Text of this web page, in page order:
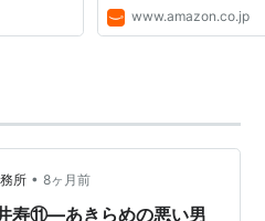
www.amazon.co.jp
所 • 8ヶ月前
寿⑪—あきらめの悪い男